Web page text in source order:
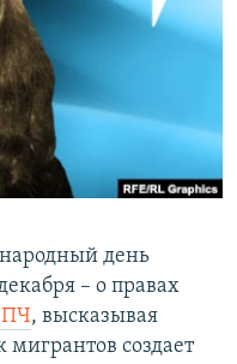
день
– о правах
, высказывая
мигрантов создает